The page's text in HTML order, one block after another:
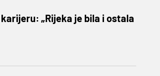
„Rijeka je bila i ostala